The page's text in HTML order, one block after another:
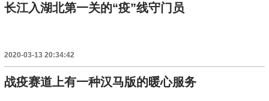
长江入湖北第一关的“疫”线守门员
2020-03-13 20:34:42
战疫赛道上有一种汉马版的暖心服务